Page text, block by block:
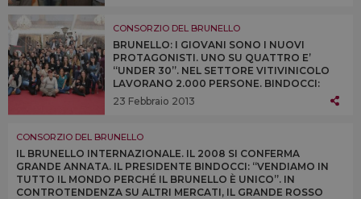
14%
CONSORZIO DEL BRUNELLO
BRUNELLO: I GIOVANI SONO I NUOVI
PROTAGONISTI. UNO SU QUATTRO E’
“UNDER 30”. NEL SETTORE VITIVINICOLO
LAVORANO 2.000 PERSONE. BINDOCCI:
“MONTALCINO È ESEMPIO RIUSCITO DI
TERRITORIO, DOVE L’AGRICOLTURA CREA
TERRITORIO”
23 Febbraio 2013
CONSORZIO DEL BRUNELLO
IL BRUNELLO INTERNAZIONALE. IL 2008 SI CONFERMA
GRANDE ANNATA. IL PRESIDENTE BINDOCCI: “VENDIAMO IN
TUTTO IL MONDO PERCHÉ IL BRUNELLO È UNICO”. IN
CONTROTENDENZA SU ALTRI MERCATI, IL GRANDE ROSSO